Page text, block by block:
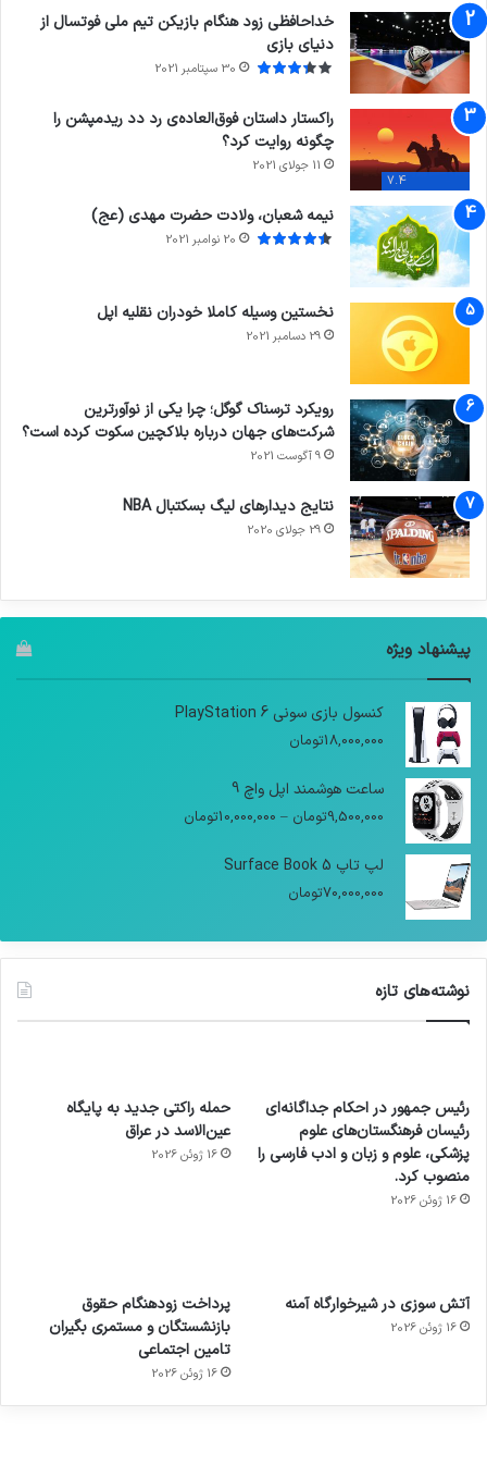
خداحافظی زود هنگام بازیکن تیم ملی فوتسال از
دنیای بازی
30 سپتامبر 2021
7.4
راکستار داستان فوق‌العاده‌ی رد دد ریدمپشن را
چگونه روایت کرد؟
11 جولای 2021
نیمه شعبان، ولادت حضرت مهدی (عج)
20 نوامبر 2021
نخستین وسیله کاملا خودران نقلیه اپل
29 دسامبر 2021
رویکرد ترسناک گوگل؛ چرا یکی از نوآورترین
شرکت‌های جهان درباره بلاکچین سکوت کرده است؟
9 آگوست 2021
نتایج دیدار‌های لیگ بسکتبال NBA
29 جولای 2020
پیشنهاد ویژه
کنسول بازی سونی PlayStation 6
18,000,000تومان
ساعت هوشمند اپل واچ 9
9,500,000تومان –
10,000,000تومان
لپ تاپ Surface Book 5
70,000,000تومان
نوشته‌های تازه
رئیس جمهور در احکام جداگانه‌ای
رئیسان فرهنگستان‌های علوم
پزشکی، علوم و زبان و ادب فارسی را
منصوب کرد.
16 ژوئن 2026
حمله راکتی جدید به پایگاه
عین‌الاسد در عراق
16 ژوئن 2026
آتش سوزی در شیرخوارگاه آمنه
16 ژوئن 2026
پرداخت زودهنگام حقوق
بازنشستگان و مستمری بگیران
تامین اجتماعی
16 ژوئن 2026
برای
کشف
توسط
مجازی
…
ساعت
هوشمند
با طعم
توسط
ژاکت
در
های
2023
توسط